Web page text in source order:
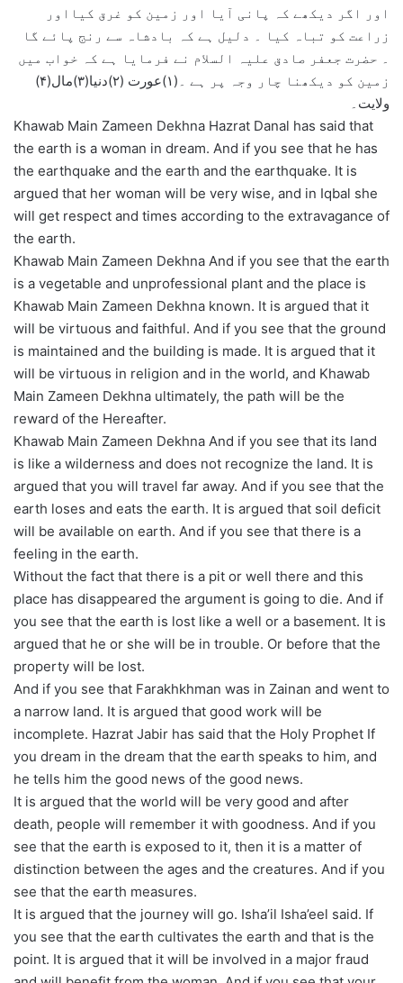
اور اگر دیکھے کہ پانی آیا اور زمین کو غرق کیااور
زراعت کو تباہ کیا ۔ دلیل ہے کہ بادشاہ سے رنج پائے گا
۔ حضرت جعفر صادق علیہ السلام نے فرمایا ہے کہ خواب میں
زمین کو دیکھنا چار وجہ پر ہے ۔(۱)عورت (۲)دنیا(۳)مال(۴)
ولایت۔
Khawab Main Zameen Dekhna Hazrat Danal has said that
the earth is a woman in dream. And if you see that he has
the earthquake and the earth and the earthquake. It is
argued that her woman will be very wise, and in Iqbal she
will get respect and times according to the extravagance of
the earth.
Khawab Main Zameen Dekhna And if you see that the earth
is a vegetable and unprofessional plant and the place is
Khawab Main Zameen Dekhna known. It is argued that it
will be virtuous and faithful. And if you see that the ground
is maintained and the building is made. It is argued that it
will be virtuous in religion and in the world, and Khawab
Main Zameen Dekhna ultimately, the path will be the
reward of the Hereafter.
Khawab Main Zameen Dekhna And if you see that its land
is like a wilderness and does not recognize the land. It is
argued that you will travel far away. And if you see that the
earth loses and eats the earth. It is argued that soil deficit
will be available on earth. And if you see that there is a
feeling in the earth.
Without the fact that there is a pit or well there and this
place has disappeared the argument is going to die. And if
you see that the earth is lost like a well or a basement. It is
argued that he or she will be in trouble. Or before that the
property will be lost.
And if you see that Farakhkhman was in Zainan and went to
a narrow land. It is argued that good work will be
incomplete. Hazrat Jabir has said that the Holy Prophet If
you dream in the dream that the earth speaks to him, and
he tells him the good news of the good news.
It is argued that the world will be very good and after
death, people will remember it with goodness. And if you
see that the earth is exposed to it, then it is a matter of
distinction between the ages and the creatures. And if you
see that the earth measures.
It is argued that the journey will go. Isha’il Isha’eel said. If
you see that the earth cultivates the earth and that is the
point. It is argued that it will be involved in a major fraud